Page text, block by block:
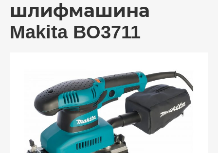
шлифмашина
Makita BO3711